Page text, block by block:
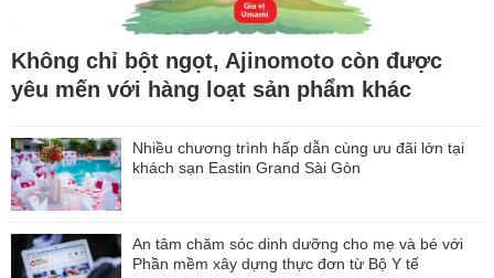
Không chỉ bột ngọt, Ajinomoto còn được
yêu mến với hàng loạt sản phẩm khác
Nhiều chương trình hấp dẫn cùng ưu đãi lớn tại
khách sạn Eastin Grand Sài Gòn
An tâm chăm sóc dinh dưỡng cho mẹ và bé với
Phần mềm xây dựng thực đơn từ Bộ Y tế